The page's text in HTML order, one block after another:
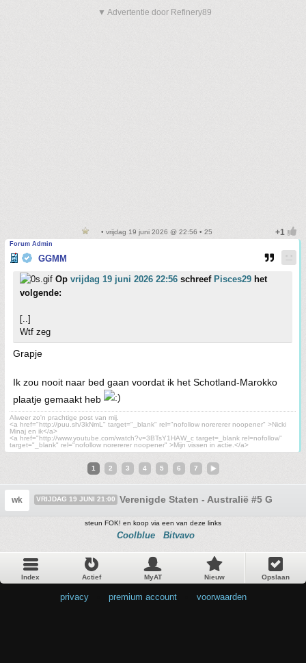
▼ Advertentie door Refinery89
• vrijdag 19 juni 2026 @ 22:56 • 25
Forum Admin
GGMM
Op vrijdag 19 juni 2026 22:56 schreef Pisces29 het
volgende:
[..]
Wtf zeg
Grapje
Ik zou nooit naar bed gaan voordat ik het Schotland-Marokko
plaatje gemaakt heb
Alweer zo'n prachtige post van mij.
<a href="http://puu.sh/3kNmL" target="_blank" rel="nofollow norererer noopener" >Nicki
Minaj en ik</a>
<a href="http://www.youtube.com/watch?v=3BTsY1HAW_c target=_blank rel=nofollow"
target="_blank" rel="nofollow norererer noopener" >Mijn vissen in actie.</a>
1 2 3 4 5 6 7
wk VRIJDAG 19 JUNI 21:00 Verenigde Staten - Australië #5 Goede
steun FOK! en koop via een van deze links
Coolblue Bitvavo
Index Actief MyAT Nieuw Opslaan
privacy premium account voorwaarden